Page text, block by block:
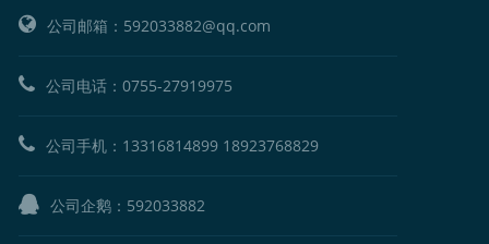
公司邮箱：592033882@qq.com
公司电话：0755-27919975
公司手机： 13316814899 18923768829
公司企鹅： 592033882